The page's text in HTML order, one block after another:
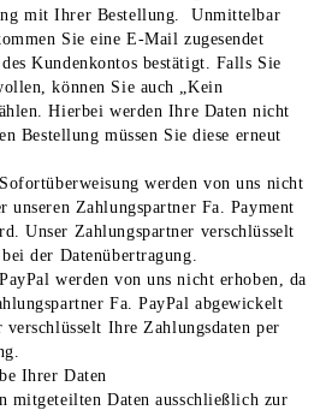
mit Ihrer Bestellung. Unmittelbar
Sie eine E-Mail zugesendet
Kundenkontos bestätigt. Falls Sie
können Sie auch „Kein
Hierbei werden Ihre Daten nicht
Bestellung müssen Sie diese erneut
werden von uns nicht
unseren Zahlungspartner Fa. Payment
Unser Zahlungspartner verschlüsselt
der Datenübertragung.
werden von uns nicht erhoben, da
Fa. PayPal abgewickelt
Ihre Zahlungsdaten per
Ihrer Daten
mitgeteilten Daten ausschließlich zur